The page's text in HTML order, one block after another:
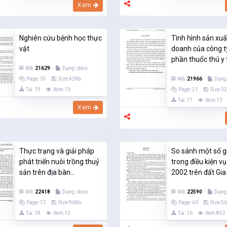
Xem
Nghiên cứu bệnh học thực
vật
Mã: 21629
Dạng:.docx
Page: 35
Size:42Kb
Tải: 19
Xem:13
Xem
Tình hình sản
doanh của công
phần thuốc thú y
Mã: 21966
Page: 21
Tải: 17
Xem:13
Thực trạng và giải pháp
phát triển nuôi trồng thuỷ
sản trên địa bàn...
Mã: 22418
Dạng:.docx
Page: 72
Size:96Kb
Tải: 18
Xem:13
So sánh một số
trong điều kiện
2002 trên đất Gia
Mã: 22590
Page: 60
Tải: 16
Xem:852